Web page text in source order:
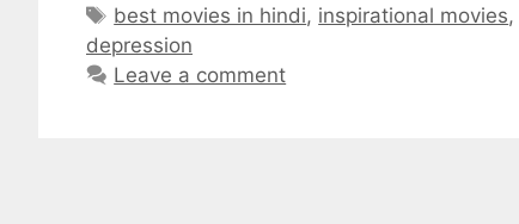
Tags
best movies in hindi, inspirational movies,
depression
Leave a comment